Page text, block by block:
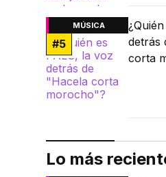
MÚSICA
#5
detrás
corta
Lo más